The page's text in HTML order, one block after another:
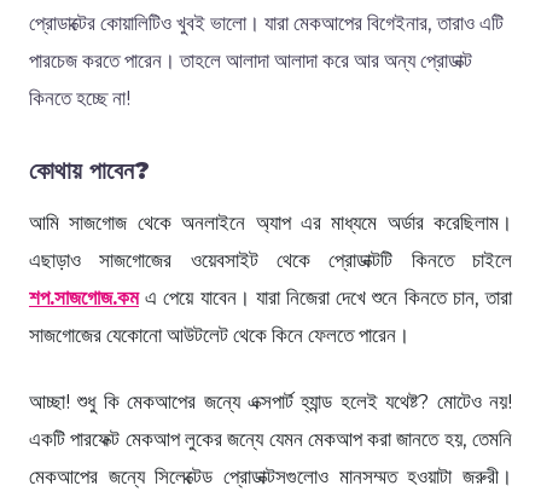
প্রোডাক্টের কোয়ালিটিও খুবই ভালো। যারা মেকআপের বিগেইনার, তারাও এটি
পারচেজ করতে পারেন। তাহলে আলাদা আলাদা করে আর অন্য প্রোডাক্ট
কিনতে হচ্ছে না!
কোথায় পাবেন?
আমি সাজগোজ থেকে অনলাইনে অ্যাপ এর মাধ্যমে অর্ডার করেছিলাম।
এছাড়াও সাজগোজের ওয়েবসাইট থেকে প্রোডাক্টটি কিনতে চাইলে
শপ.সাজগোজ.কমএ পেয়ে যাবেন। যারা নিজেরা দেখে শুনে কিনতে চান, তারা
সাজগোজের যেকোনো আউটলেট থেকে কিনে ফেলতে পারেন।
আচ্ছা! শুধু কি মেকআপের জন্যে এক্সপার্ট হ্যান্ড হলেই যথেষ্ট? মোটেও নয়!
একটি পারফেক্ট মেকআপ লুকের জন্যে যেমন মেকআপ করা জানতে হয়, তেমনি
মেকআপের জন্যে সিলেক্টেড প্রোডাক্টসগুলোও মানসম্মত হওয়াটা জরুরী।